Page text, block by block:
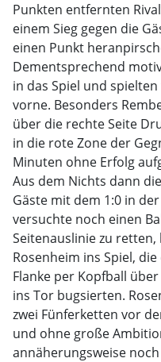
Punkten entfernten
einem Sieg gegen die
einen Punkt
Dementsprechend
in das Spiel und
vorne. Besonders
über die rechte Seite
in die rote Zone der
Minuten ohne Erfolg
Aus dem Nichts dann
Gäste mit dem 1:0 in
versuchte noch einen
Seitenauslinie zu
Rosenheim ins Spiel,
Flanke per Kopfball
ins Tor bugsierten.
zwei Fünferketten vor
und ohne große
annäherungsweise